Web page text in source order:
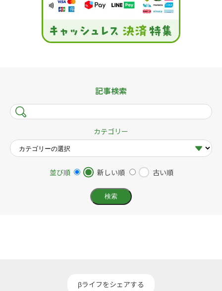
記事検索
カテゴリー
並び順 新しい順 古い順
βライフをシェアする